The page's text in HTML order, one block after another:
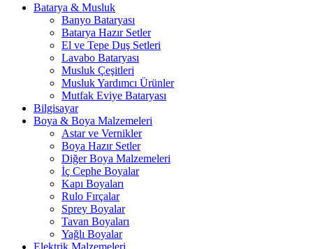
Batarya & Musluk
Banyo Bataryası
Batarya Hazır Setler
El ve Tepe Duş Setleri
Lavabo Bataryası
Musluk Çeşitleri
Musluk Yardımcı Ürünler
Mutfak Eviye Bataryası
Bilgisayar
Boya & Boya Malzemeleri
Astar ve Vernikler
Boya Hazır Setler
Diğer Boya Malzemeleri
İç Cephe Boyalar
Kapı Boyaları
Rulo Fırçalar
Sprey Boyalar
Tavan Boyaları
Yağlı Boyalar
Elektrik Malzemeleri